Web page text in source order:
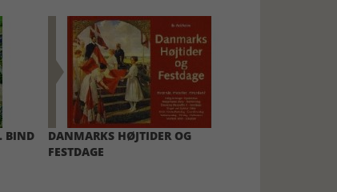
BIND
DANMARKS HØJTIDER OG
FESTDAGE